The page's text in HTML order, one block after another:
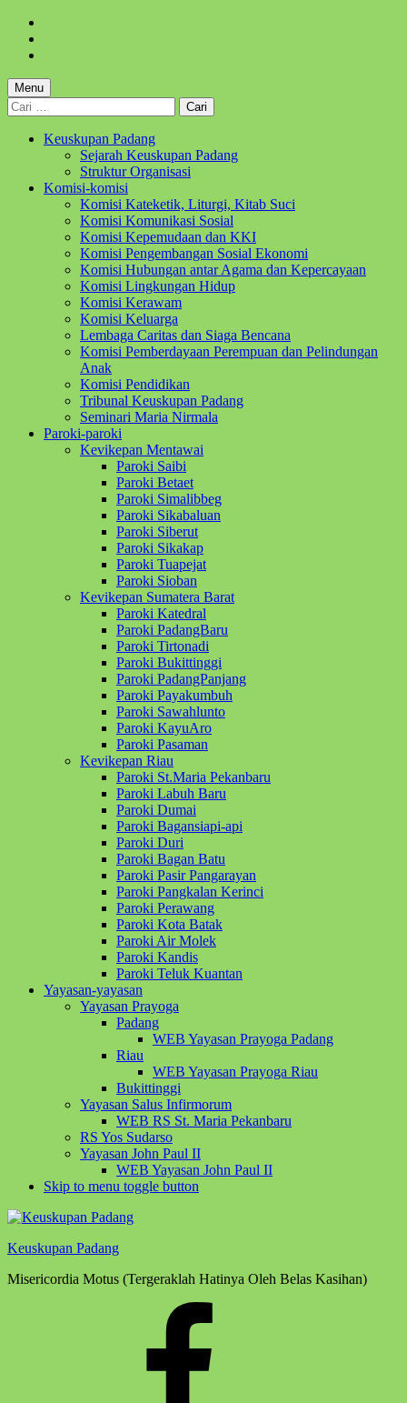
content
footer
Menu
Cari
untuk:
Keuskupan Padang
Sejarah Keuskupan Padang
Struktur Organisasi
Komisi-komisi
Komisi Kateketik, Liturgi, Kitab Suci
Komisi Komunikasi Sosial
Komisi Kepemudaan dan KKI
Komisi Pengembangan Sosial Ekonomi
Komisi Hubungan antar Agama dan Kepercayaan
Komisi Lingkungan Hidup
Komisi Kerawam
Komisi Keluarga
Lembaga Caritas dan Siaga Bencana
Komisi Pemberdayaan Perempuan dan Pelindungan
Anak
Komisi Pendidikan
Tribunal Keuskupan Padang
Seminari Maria Nirmala
Paroki-paroki
Kevikepan Mentawai
Paroki Saibi
Paroki Betaet
Paroki Simalibbeg
Paroki Sikabaluan
Paroki Siberut
Paroki Sikakap
Paroki Tuapejat
Paroki Sioban
Kevikepan Sumatera Barat
Paroki Katedral
Paroki PadangBaru
Paroki Tirtonadi
Paroki Bukittinggi
Paroki PadangPanjang
Paroki Payakumbuh
Paroki Sawahlunto
Paroki KayuAro
Paroki Pasaman
Kevikepan Riau
Paroki St.Maria Pekanbaru
Paroki Labuh Baru
Paroki Dumai
Paroki Bagansiapi-api
Paroki Duri
Paroki Bagan Batu
Paroki Pasir Pangarayan
Paroki Pangkalan Kerinci
Paroki Perawang
Paroki Kota Batak
Paroki Air Molek
Paroki Kandis
Paroki Teluk Kuantan
Yayasan-yayasan
Yayasan Prayoga
Padang
WEB Yayasan Prayoga Padang
Riau
WEB Yayasan Prayoga Riau
Bukittinggi
Yayasan Salus Infirmorum
WEB RS St. Maria Pekanbaru
RS Yos Sudarso
Yayasan John Paul II
WEB Yayasan John Paul II
Skip to menu toggle button
Keuskupan Padang
Misericordia Motus (Tergeraklah Hatinya Oleh Belas Kasihan)